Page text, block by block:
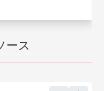
ース